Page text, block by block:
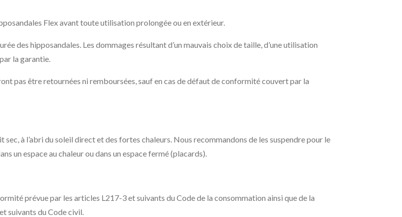
Flex avant toute utilisation prolongée ou en extérieur.
des hipposandales. Les dommages résultant d’un mauvais choix de taille, d’une utilisation
la garantie.
pas être retournées ni remboursées, sauf en cas de défaut de conformité couvert par la
à l’abri du soleil direct et des fortes chaleurs. Nous recommandons de les suspendre pour le
un espace au chaleur ou dans un espace fermé (placards).
prévue par les articles L217-3 et suivants du Code de la consommation ainsi que de la
suivants du Code civil.